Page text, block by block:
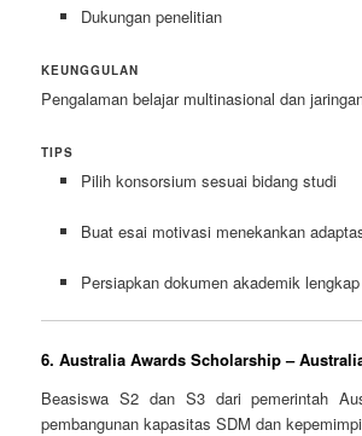
Dukungan penelitian
KEUNGGULAN
Pengalaman belajar multinasional dan
TIPS
Pilih konsorsium sesuai bidang studi
Buat esai motivasi menekankan
Persiapkan dokumen akademik lengkap
6. Australia Awards Scholarship –
Beasiswa S2 dan S3 dari pemerintah
pembangunan kapasitas SDM dan